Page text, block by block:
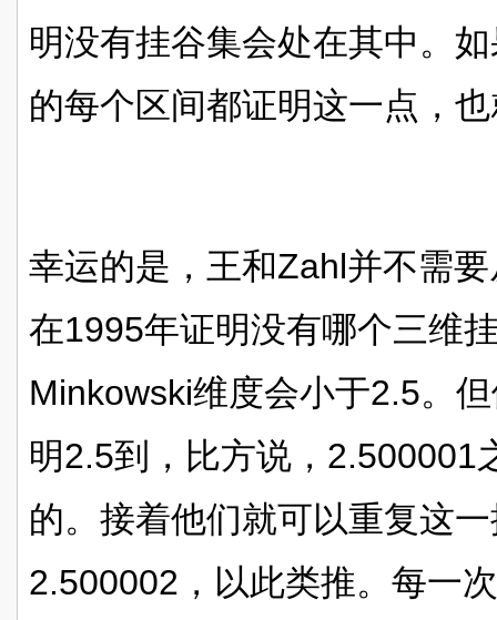
明没有挂谷集会处在其中。
的每个区间都证明这一点，
幸运的是，王和Zahl并不需
在1995年证明没有哪个三维
Minkowski维度会小于2.5。
明2.5到，比方说，2.500001
的。接着他们就可以重复这
2.500002，以此类推。每一